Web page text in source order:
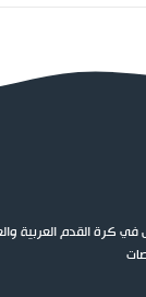
كرة القدم العربية